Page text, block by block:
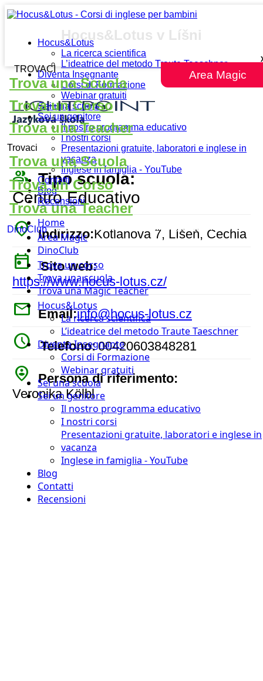
Hocus&Lotus
La ricerca scientifica
L’ideatrice del metodo Traute Taeschner
Diventa Insegnante
Corsi di Formazione
Webinar gratuiti
Sei una scuola
Sei un genitore
Il nostro programma educativo
I nostri corsi
Presentazioni gratuite, laboratori e inglese in
vacanza
Inglese in famiglia - YouTube
Contatti
Blog
Recensioni
Home
Area Magic
DinoClub
Trova un corso
Trova una scuola
Trova una Magic Teacher
Hocus&Lotus
La ricerca scientifica
L’ideatrice del metodo Traute Taeschner
Diventa Insegnante
Corsi di Formazione
Webinar gratuiti
Sei una scuola
Sei un genitore
Il nostro programma educativo
I nostri corsi
Presentazioni gratuite, laboratori e inglese in
vacanza
Inglese in famiglia - YouTube
Blog
Contatti
Recensioni
Area Magic
TROVACI
Trova una Scuola
Trova un Corso
Trova una Teacher
Trovaci
Trova una Scuola
Trova un Corso
Trova una Teacher
DinoClub
Hocus&Lotus v Líšni
people_outline Tipo scuola:
Centro Educativo
place Indirizzo:Kotlanova 7, Líšeň, Cechia
today
Sito web:
https://www.hocus-lotus.cz/
mail Email:info@hocus-lotus.cz
watch_later Telefono:00420603848281
person_pin_circle
Persona di riferimento:
Veronika Kölbl